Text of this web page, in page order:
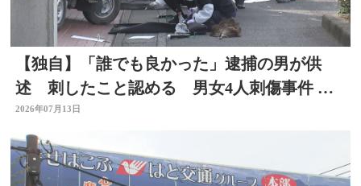
【独自】「誰でも良かった」逮捕の男が供
述 刺したこと認める 男女4人刺傷事件 被
害者と面識なし 大分
2026年07月13日